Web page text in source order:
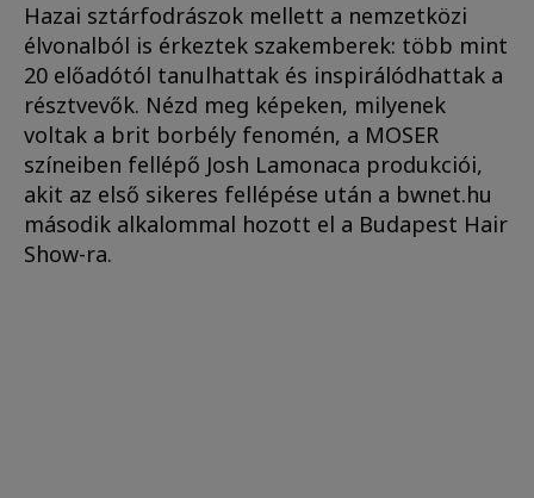
Hazai sztárfodrászok mellett a nemzetközi
élvonalból is érkeztek szakemberek: több mint
20 előadótól tanulhattak és inspirálódhattak a
résztvevők. Nézd meg képeken, milyenek
voltak a brit borbély fenomén, a MOSER
színeiben fellépő Josh Lamonaca produkciói,
akit az első sikeres fellépése után a bwnet.hu
második alkalommal hozott el a Budapest Hair
Show-ra.